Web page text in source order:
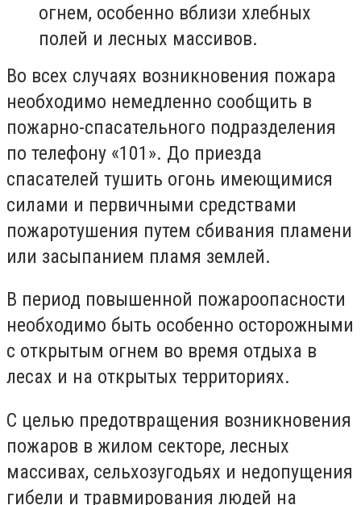
огнем, особенно вблизи хлебных
полей и лесных массивов.
Во всех случаях возникновения пожара
необходимо немедленно сообщить в
пожарно-спасательного подразделения
по телефону «101». До приезда
спасателей тушить огонь имеющимися
силами и первичными средствами
пожаротушения путем сбивания пламени
или засыпанием пламя землей.
В период повышенной пожароопасности
необходимо быть особенно осторожными
с открытым огнем во время отдыха в
лесах и на открытых территориях.
С целью предотвращения возникновения
пожаров в жилом секторе, лесных
массивах, сельхозугодьях и недопущения
гибели и травмирования людей на